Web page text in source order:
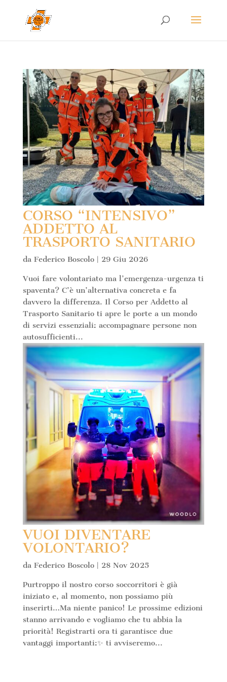
CORSO “INTENSIVO”
ADDETTO AL
TRASPORTO SANITARIO
da Federico Boscolo| 29 Giu 2026
Vuoi fare volontariato ma l’emergenza-urgenza ti
spaventa? C’è un’alternativa concreta e fa
davvero la differenza. Il Corso per Addetto al
Trasporto Sanitario ti apre le porte a un mondo
di servizi essenziali: accompagnare persone non
autosufficienti...
VUOI DIVENTARE
VOLONTARIO?
da Federico Boscolo| 28 Nov 2025
Purtroppo il nostro corso soccorritori è già
iniziato e, al momento, non possiamo più
inserirti…Ma niente panico! Le prossime edizioni
stanno arrivando e vogliamo che tu abbia la
priorità! Registrarti ora ti garantisce due
vantaggi importanti:✨ ti avviseremo...